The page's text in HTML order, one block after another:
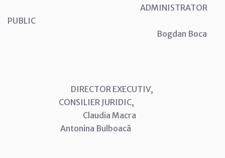
ADMINISTRATOR
PUBLIC
Bogdan Boca
DIRECTOR EXECUTIV,
CONSILIER JURIDIC,
Claudia Macra
Antonina Bulboacă